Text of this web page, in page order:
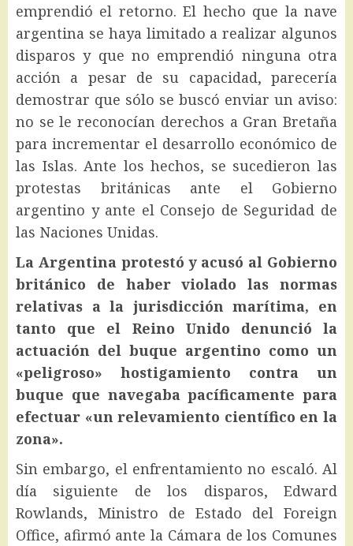
emprendió el retorno. El hecho que la nave
argentina se haya limitado a realizar algunos
disparos y que no emprendió ninguna otra
acción a pesar de su capacidad, parecería
demostrar que sólo se buscó enviar un aviso:
no se le reconocían derechos a Gran Bretaña
para incrementar el desarrollo económico de
las Islas. Ante los hechos, se sucedieron las
protestas británicas ante el Gobierno
argentino y ante el Consejo de Seguridad de
las Naciones Unidas.
La Argentina protestó y acusó al Gobierno
británico de haber violado las normas
relativas a la jurisdicción marítima, en
tanto que el Reino Unido denunció la
actuación del buque argentino como un
«peligroso» hostigamiento contra un
buque que navegaba pacíficamente para
efectuar «un relevamiento científico en la
zona».
Sin embargo, el enfrentamiento no escaló. Al
día siguiente de los disparos, Edward
Rowlands, Ministro de Estado del Foreign
Office, afirmó ante la Cámara de los Comunes